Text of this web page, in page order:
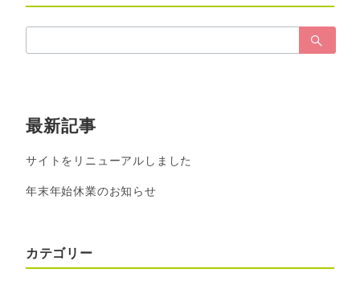
索：
最新記事
サイトをリニューアルしました
年末年始休業のお知らせ
カテゴリー